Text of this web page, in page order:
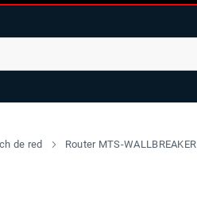
de red Router MTS-WALLBREAKER